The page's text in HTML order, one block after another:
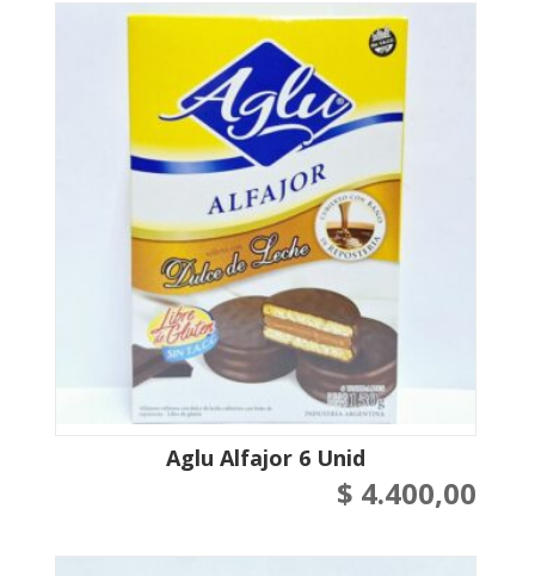
Aglu Alfajor 6 Unid
$ 4.400,00